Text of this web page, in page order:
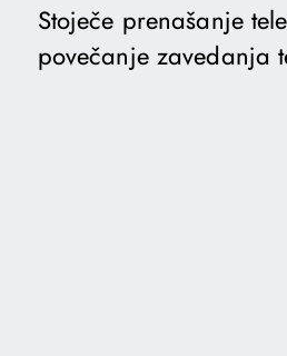
Stoječe prenašanje
povečanje zavedanja